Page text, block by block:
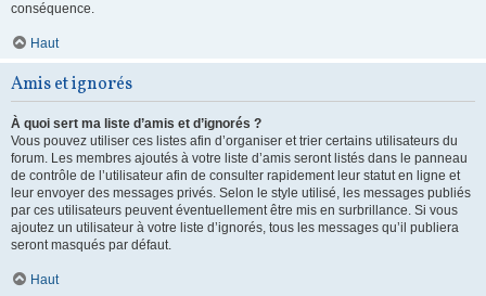
conséquence.
Haut
Amis et ignorés
À quoi sert ma liste d’amis et d’ignorés ?
Vous pouvez utiliser ces listes afin d’organiser et trier certains utilisateurs du
forum. Les membres ajoutés à votre liste d’amis seront listés dans le panneau
de contrôle de l’utilisateur afin de consulter rapidement leur statut en ligne et
leur envoyer des messages privés. Selon le style utilisé, les messages publiés
par ces utilisateurs peuvent éventuellement être mis en surbrillance. Si vous
ajoutez un utilisateur à votre liste d’ignorés, tous les messages qu’il publiera
seront masqués par défaut.
Haut